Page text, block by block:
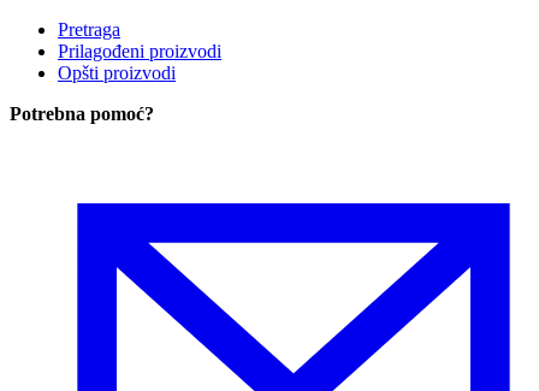
Pretraga
Prilagođeni proizvodi
Opšti proizvodi
Potrebna pomoć?